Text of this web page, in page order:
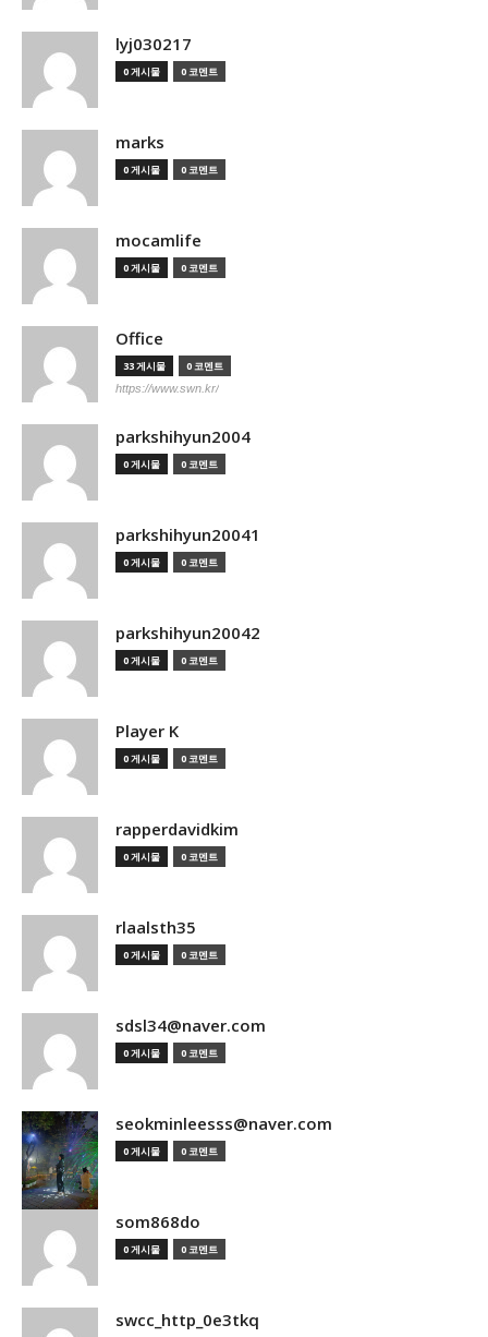
lyj030217
0 게시물 0 코멘트
marks
0 게시물 0 코멘트
mocamlife
0 게시물 0 코멘트
Office
33 게시물 0 코멘트
https://www.swn.kr/
parkshihyun2004
0 게시물 0 코멘트
parkshihyun20041
0 게시물 0 코멘트
parkshihyun20042
0 게시물 0 코멘트
Player K
0 게시물 0 코멘트
rapperdavidkim
0 게시물 0 코멘트
rlaalsth35
0 게시물 0 코멘트
sdsl34@naver.com
0 게시물 0 코멘트
seokminleesss@naver.com
0 게시물 0 코멘트
som868do
0 게시물 0 코멘트
swcc_http_0e3tkq